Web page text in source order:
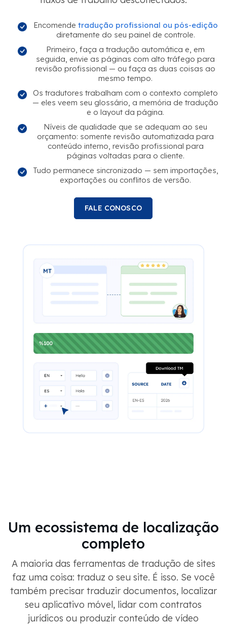
Encomende tradução profissional ou pós-edição
diretamente do seu painel de controle.
Primeiro, faça a tradução automática e, em
seguida, envie as páginas com alto tráfego para
revisão profissional — ou faça as duas coisas ao
mesmo tempo.
Os tradutores trabalham com o contexto completo
— eles veem seu glossário, a memória de tradução
e o layout da página.
Níveis de qualidade que se adequam ao seu
orçamento: somente revisão automatizada para
conteúdo interno, revisão profissional para
páginas voltadas para o cliente.
Tudo permanece sincronizado — sem importações,
exportações ou conflitos de versão.
FALE CONOSCO
Um ecossistema de localização
completo
A maioria das ferramentas de tradução de sites
faz uma coisa: traduz o seu site. É isso. Se você
também precisar traduzir documentos, localizar
seu aplicativo móvel, lidar com contratos
jurídicos ou produzir conteúdo de vídeo